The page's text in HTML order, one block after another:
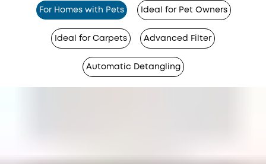
For Homes with Pets Ideal for Pet Owners
Ideal for Carpets Advanced Filter
Automatic Detangling